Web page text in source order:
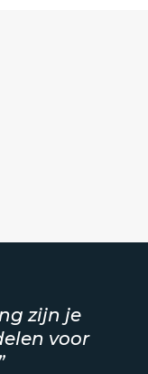
zijn je
voor